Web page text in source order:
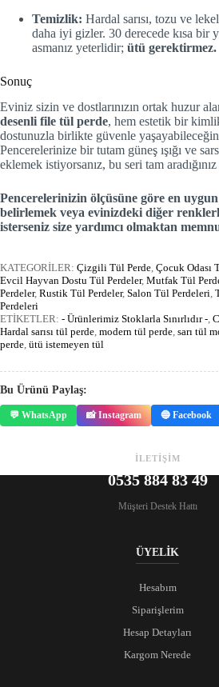
Temizlik: Hardal sarısı, tozu ve
daha iyi gizler. 30 derecede kısa bir
asmanız yeterlidir; ütü gerektirmez.
Sonuç
Eviniz sizin ve dostlarınızın ortak huzur
desenli file tül perde, hem estetik bir
dostunuzla birlikte güvenle
Pencerelerinize bir tutam güneş ışığı ve
eklemek istiyorsanız, bu seri tam
Pencerelerinizin ölçüsüne göre en
belirlemek veya evinizdeki diğer
isterseniz size yardımcı olmaktan
KATEGORİLER: Çizgili Tül Perde, Çocuk Odası
Evcil Hayvan Dostu Tül Perdeler, Mutfak Tül
Perdeler, Rustik Tül Perdeler, Salon Tül Perdeleri,
Perdeleri
ETİKETLER: - Ürünlerimiz Stoklarla Sınırlıdır -,
Hardal sarısı tül perde, modern tül perde, sarı tül
perde, ütü istemeyen tül
Bu Ürünü Paylaş:
💬 WhatsApp 📸 Instagram 🔵 Facebook
İLETİŞİM
0535 884 83 49
Müşteri Destek Hattı
ÜYELİK
Hesabım
Siparişlerim
Hesap Detayları
Kargom Nerede